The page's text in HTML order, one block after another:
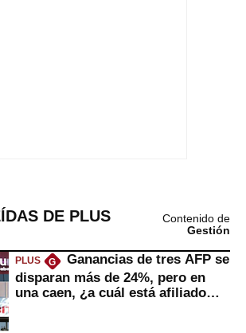
DE PLUS
Contenido de
Gestión
PLUS G
Ganancias de tres AFP se
disparan más de 24%, pero en
una caen, ¿a cuál está afiliado